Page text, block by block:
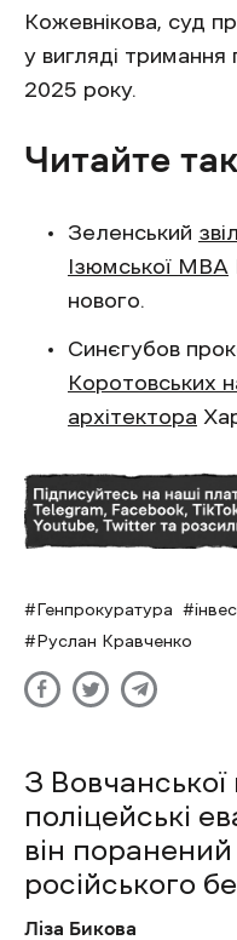
Кожевнікова, суд
у вигляді
2025 року.
Читайте
Зеленський
Ізюмської МВА
нового.
Синєгубов
Коротовських
архітектора
Генпрокуратура
Руслан Кравченко
З
поліцейські
він
російського
Ліза Бикова